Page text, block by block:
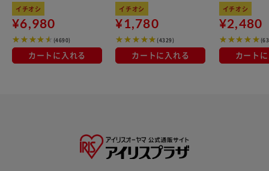
kg×3袋
イチオシ
¥6,980
(4690)
カートに入れる
100％使用
イチオシ
¥1,780
(4329)
カートに入れる
イチオシ
¥2,480
カート